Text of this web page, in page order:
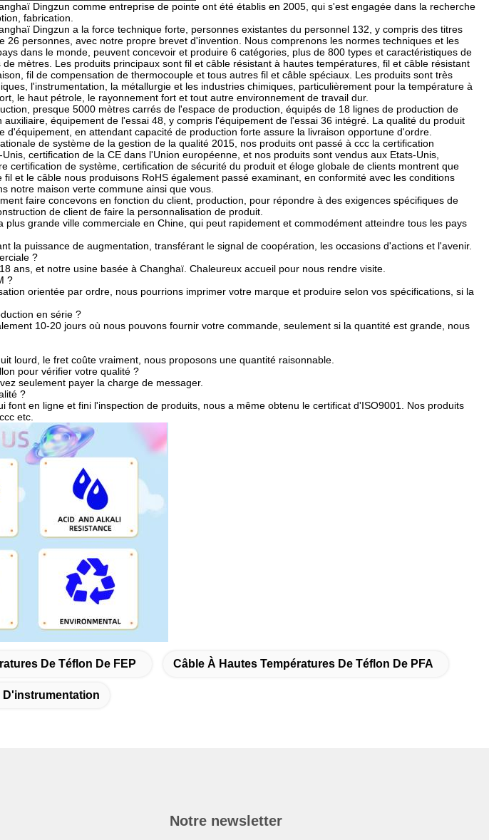
Dingzun comme entreprise de pointe ont été établis en 2005, qui s'est engagée dans la recherche
fabrication.
Dingzun a la force technique forte, personnes existantes du personnel 132, y compris des titres
26 personnes, avec notre propre brevet d'invention. Nous comprenons les normes techniques et les
dans le monde, peuvent concevoir et produire 6 catégories, plus de 800 types et caractéristiques de
mètres. Les produits principaux sont fil et câble résistant à hautes températures, fil et câble résistant
fil de compensation de thermocouple et tous autres fil et câble spéciaux. Les produits sont très
l'instrumentation, la métallurgie et les industries chimiques, particulièrement pour la température à
le haut pétrole, le rayonnement fort et tout autre environnement de travail dur.
presque 5000 mètres carrés de l'espace de production, équipés de 18 lignes de production de
équipement de l'essai 48, y compris l'équipement de l'essai 36 intégré. La qualité du produit
en attendant capacité de production forte assure la livraison opportune d'ordre.
de système de la gestion de la qualité 2015, nos produits ont passé à ccc la certification
certification de la CE dans l'Union européenne, et nos produits sont vendus aux Etats-Unis,
certification de système, certification de sécurité du produit et éloge globale de clients montrent que
et le câble nous produisons RoHS également passé examinant, en conformité avec les conditions
notre maison verte commune ainsi que vous.
faire concevons en fonction du client, production, pour répondre à des exigences spécifiques de
de client de faire la personnalisation de produit.
grande ville commerciale en Chine, qui peut rapidement et commodément atteindre tous les pays
la puissance de augmentation, transférant le signal de coopération, les occasions d'actions et l'avenir.
?
ans, et notre usine basée à Changhaï. Chaleureux accueil pour nous rendre visite.
?
orientée par ordre, nous pourrions imprimer votre marque et produire selon vos spécifications, si la
en série ?
10-20 jours où nous pouvons fournir votre commande, seulement si la quantité est grande, nous
lourd, le fret coûte vraiment, nous proposons une quantité raisonnable.
pour vérifier votre qualité ?
seulement payer la charge de messager.
?
font en ligne et fini l'inspection de produits, nous a même obtenu le certificat d'ISO9001. Nos produits
etc.
De Téflon De FEP Câble À Hautes Températures De Téflon De PFA
D'instrumentation
Notre newsletter